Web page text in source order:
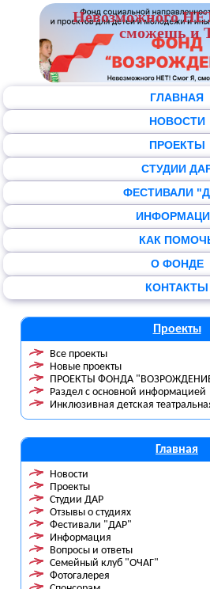
Невозможного
сможешь и
ГЛАВНАЯ
НОВОСТИ
ПРОЕКТЫ
СТУДИИ
ФЕСТИВАЛИ
КАК
О ФОНДЕ
КОНТАКТЫ
Проекты
Все проекты
Новые проекты
ПРОЕКТЫ ФОНДА "ВОЗРОЖДЕНИЕ"
Раздел с основной информацией
Инклюзивная детская
Главная
Новости
Проекты
Студии ДАР
Отзывы о студиях
Фестивали "ДАР"
Информация
Вопросы и ответы
Семейный клуб "ОЧАГ"
Фотогалерея